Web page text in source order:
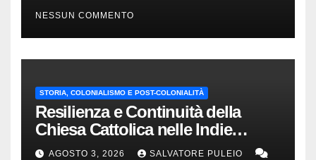
NESSUN COMMENTO
STORIA, COLONIALISMO E POST-COLONIALITÀ
Resilienza e Continuità della
Chiesa Cattolica nelle Indie
Orientali Olandesi
AGOSTO 3, 2026 SALVATORE PULEIO